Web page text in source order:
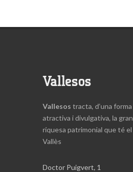
Vallesos
Vallesos tracta, d’una forma
atractiva i divulgativa, la gran
riquesa patrimonial que té el
Vallès
Doctor Puigvert, 1